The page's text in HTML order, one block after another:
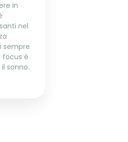
in
nel
sempre
focus è
sonno.